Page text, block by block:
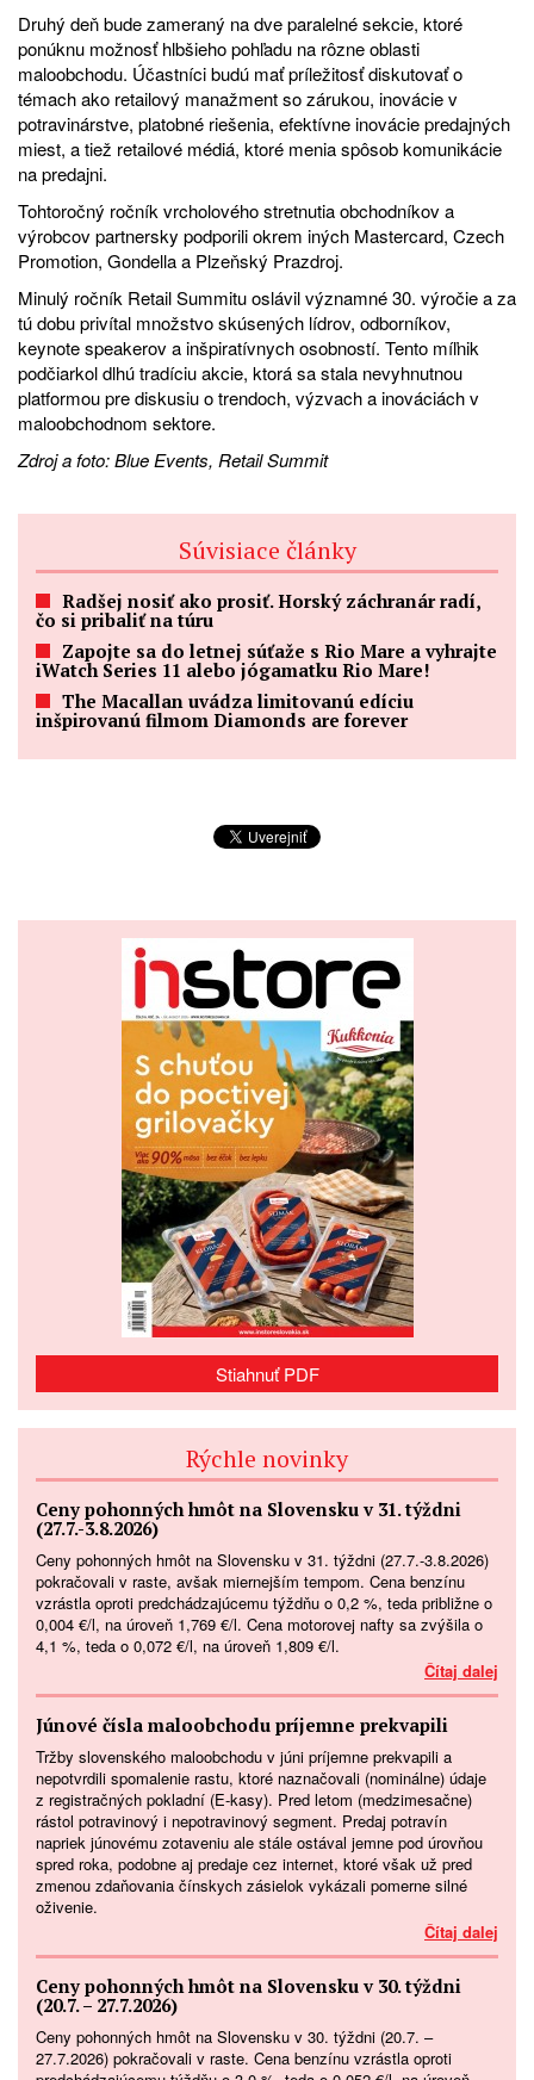
Druhý deň bude zameraný na dve paralelné sekcie, ktoré
ponúknu možnosť hlbšieho pohľadu na rôzne oblasti
maloobchodu. Účastníci budú mať príležitosť diskutovať o
témach ako retailový manažment so zárukou, inovácie v
potravinárstve, platobné riešenia, efektívne inovácie predajných
miest, a tiež retailové médiá, ktoré menia spôsob komunikácie
na predajni.
Tohtoročný ročník vrcholového stretnutia obchodníkov a
výrobcov partnersky podporili okrem iných Mastercard, Czech
Promotion, Gondella a Plzeňský Prazdroj.
Minulý ročník Retail Summitu oslávil významné 30. výročie a za
tú dobu privítal množstvo skúsených lídrov, odborníkov,
keynote speakerov a inšpiratívnych osobností. Tento míľnik
podčiarkol dlhú tradíciu akcie, ktorá sa stala nevyhnutnou
platformou pre diskusiu o trendoch, výzvach a inováciách v
maloobchodnom sektore.
Zdroj a foto: Blue Events, Retail Summit
Súvisiace články
Radšej nosiť ako prosiť. Horský záchranár radí,
čo si pribaliť na túru
Zapojte sa do letnej súťaže s Rio Mare a vyhrajte
iWatch Series 11 alebo jógamatku Rio Mare!
The Macallan uvádza limitovanú edíciu
inšpirovanú filmom Diamonds are forever
Stiahnuť PDF
Rýchle novinky
Ceny pohonných hmôt na Slovensku v 31. týždni
(27.7.-3.8.2026)
Ceny pohonných hmôt na Slovensku v 31. týždni (27.7.-3.8.2026)
pokračovali v raste, avšak miernejším tempom. Cena benzínu
vzrástla oproti predchádzajúcemu týždňu o 0,2 %, teda približne o
0,004 €/l, na úroveň 1,769 €/l. Cena motorovej nafty sa zvýšila o
4,1 %, teda o 0,072 €/l, na úroveň 1,809 €/l.
Čítaj dalej
Júnové čísla maloobchodu príjemne prekvapili
Tržby slovenského maloobchodu v júni príjemne prekvapili a
nepotvrdili spomalenie rastu, ktoré naznačovali (nominálne) údaje
z registračných pokladní (E-kasy). Pred letom (medzimesačne)
rástol potravinový i nepotravinový segment. Predaj potravín
napriek júnovému zotaveniu ale stále ostával jemne pod úrovňou
spred roka, podobne aj predaje cez internet, ktoré však už pred
zmenou zdaňovania čínskych zásielok vykázali pomerne silné
oživenie.
Čítaj dalej
Ceny pohonných hmôt na Slovensku v 30. týždni
(20.7. – 27.7.2026)
Ceny pohonných hmôt na Slovensku v 30. týždni (20.7. –
27.7.2026) pokračovali v raste. Cena benzínu vzrástla oproti